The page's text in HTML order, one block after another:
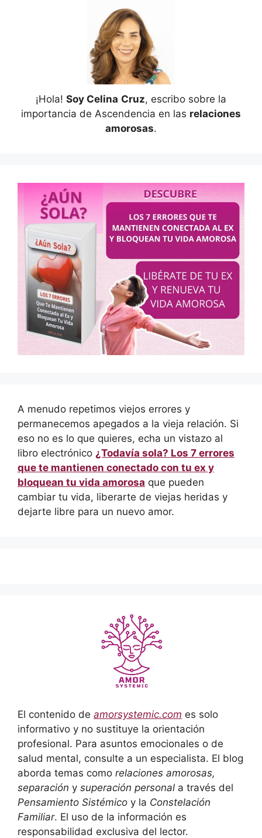
¡Hola! Soy Celina Cruz, escribo sobre la
importancia de Ascendencia en las relaciones
amorosas.
A menudo repetimos viejos errores y
permanecemos apegados a la vieja relación. Si
eso no es lo que quieres, echa un vistazo al
libro electrónico ¿Todavía sola? Los 7 errores
que te mantienen conectado con tu ex y
bloquean tu vida amorosa que pueden
cambiar tu vida, liberarte de viejas heridas y
dejarte libre para un nuevo amor.
El contenido de amorsystemic.com es solo
informativo y no sustituye la orientación
profesional. Para asuntos emocionales o de
salud mental, consulte a un especialista. El blog
aborda temas como relaciones amorosas,
separación y superación personal a través del
Pensamiento Sistémico y la Constelación
Familiar. El uso de la información es
responsabilidad exclusiva del lector.